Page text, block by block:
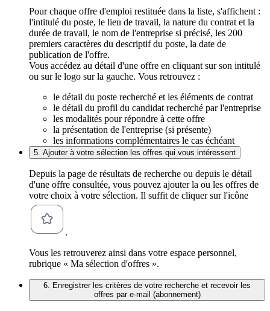
Pour chaque offre d'emploi restituée dans la liste, s'affichent :
l'intitulé du poste, le lieu de travail, la nature du contrat et la
durée de travail, le nom de l'entreprise si précisé, les 200
premiers caractères du descriptif du poste, la date de
publication de l'offre.
Vous accédez au détail d'une offre en cliquant sur son intitulé
ou sur le logo sur la gauche. Vous retrouvez :
le détail du poste recherché et les éléments de contrat
le détail du profil du candidat recherché par l'entreprise
les modalités pour répondre à cette offre
la présentation de l'entreprise (si présente)
les informations complémentaires le cas échéant
5. Ajouter à votre sélection les offres qui vous intéressent
Depuis la page de résultats de recherche ou depuis le détail
d'une offre consultée, vous pouvez ajouter la ou les offres de
votre choix à votre sélection. Il suffit de cliquer sur l'icône
.
Vous les retrouverez ainsi dans votre espace personnel,
rubrique « Ma sélection d'offres ».
6. Enregistrer les critères de votre recherche et recevoir les
offres par e-mail (abonnement)